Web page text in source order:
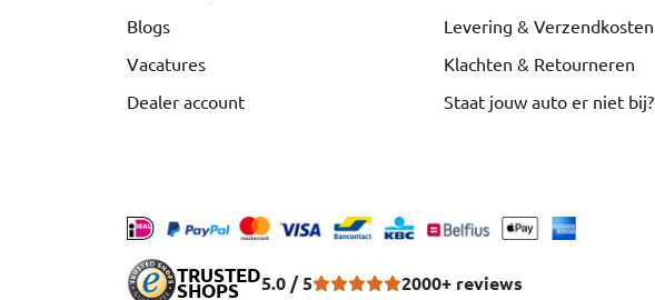
Blogs
Vacatures
Dealer account
Levering & Verzendkosten
Klachten & Retourneren
Staat jouw auto er niet bij?
TRUSTED
SHOPS 5.0 / 5 2000+ reviews